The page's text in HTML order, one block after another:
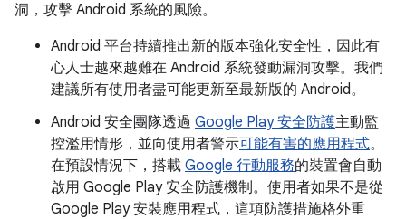
洞，攻擊 Android 系統的風險。
Android 平台持續推出新的版本強化安全性，因此有
心人士越來越難在 Android 系統發動漏洞攻擊。我們
建議所有使用者盡可能更新至最新版的 Android。
Android 安全團隊透過 Google Play 安全防護主動監
控濫用情形，並向使用者警示可能有害的應用程式。
在預設情況下，搭載 Google 行動服務的裝置會自動
啟用 Google Play 安全防護機制。使用者如果不是從
Google Play 安裝應用程式，這項防護措施格外重